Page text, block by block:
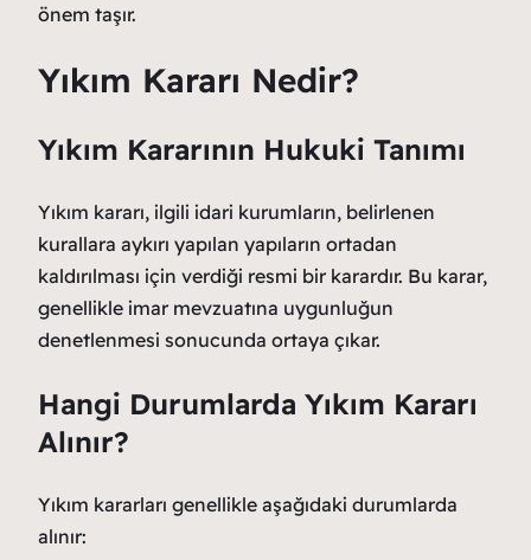
önem taşır.
Yıkım Kararı Nedir?
Yıkım Kararının Hukuki Tanımı
Yıkım kararı, ilgili idari kurumların, belirlenen
kurallara aykırı yapılan yapıların ortadan
kaldırılması için verdiği resmi bir karardır. Bu karar,
genellikle imar mevzuatına uygunluğun
denetlenmesi sonucunda ortaya çıkar.
Hangi Durumlarda Yıkım Kararı
Alınır?
Yıkım kararları genellikle aşağıdaki durumlarda
alınır: